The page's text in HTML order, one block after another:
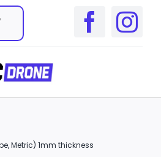
Metric) 1mm thickness